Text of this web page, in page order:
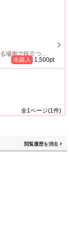
場面で役立つ…
未購入
1,500pt
全1ページ(1件)
閲覧履歴を消去